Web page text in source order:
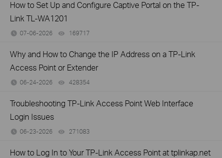
How to Set Up and Configure Captive Portal on the TP-
Link TL-WA1201
07-06-2026 169717
Why and How to Change the IP Address on a TP-Link
Access Point or Extender
06-24-2026 428354
Troubleshooting TP-Link Access Point Web Interface
Login Issues
06-23-2026 271083
How to Log In to Your TP-Link Access Point at tplinkap.net